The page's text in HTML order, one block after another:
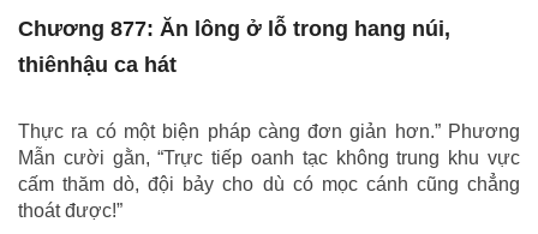
Chương
877:
ở
lỗ
trong
hang
Chương 877: Ăn lông ở lỗ trong hang núi,
thiênhậu ca hát
Thực ra có một biện pháp càng đơn giản hơn.” Phương
Mẫn cười gằn, “Trực tiếp oanh tạc không trung khu vực
cấm thăm dò, đội bảy cho dù có mọc cánh cũng chẳng
thoát được!”